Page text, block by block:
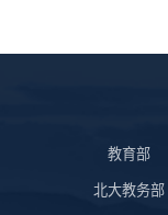
教育部
北大教务部